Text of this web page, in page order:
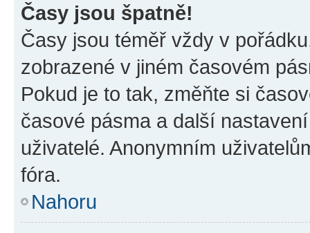
Časy jsou špatně!
Časy jsou téměř vždy v
zobrazené v jiném časovém
Pokud je to tak, změňte si
časové pásma a další
uživatelé. Anonymním
fóra.
Nahoru